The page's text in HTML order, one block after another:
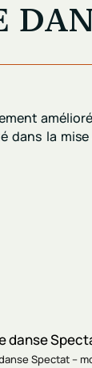
amélioré
dans la
Spectat –